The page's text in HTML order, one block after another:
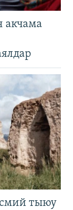
акчама
тыюу